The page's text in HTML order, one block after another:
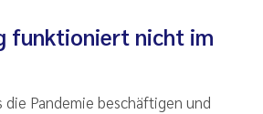
funktioniert nicht im
die Pandemie beschäftigen und